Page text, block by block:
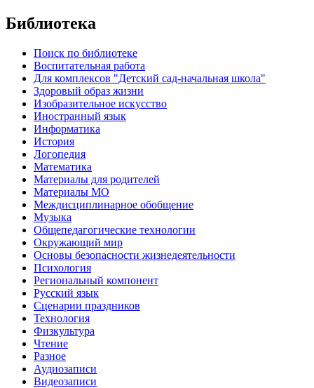
Библиотека
Поиск по библиотеке
Воспитательная работа
Для комплексов "Детский сад-начальная школа"
Здоровый образ жизни
Изобразительное искусство
Иностранный язык
Информатика
История
Логопедия
Математика
Материалы для родителей
Материалы МО
Междисциплинарное обобщение
Музыка
Общепедагогические технологии
Окружающий мир
Основы безопасности жизнедеятельности
Психология
Региональный компонент
Русский язык
Сценарии праздников
Технология
Физкультура
Чтение
Разное
Аудиозаписи
Видеозаписи